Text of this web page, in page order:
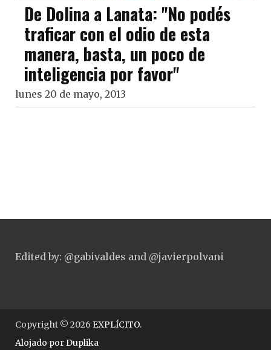
De Dolina a Lanata: "No podés
traficar con el odio de esta
manera, basta, un poco de
inteligencia por favor"
lunes 20 de mayo, 2013
Edited by: @gabivaldes and @javierpolvani
Copyright © 2026 EXPLÍCITO.
Alojado porDuplika